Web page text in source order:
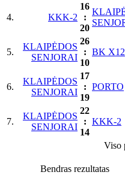
4. KKK-2
16
:
20
5.
KLAIPĖDOS
SENJORAI
26
:
10
BK X12
6.
KLAIPĖDOS
SENJORAI
17
:
19
PORTO
7.
KLAIPĖDOS
SENJORAI
22
:
14
KKK-2
Viso
Bendras rezultatas